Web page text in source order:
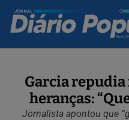
Garcia repudia
heranças:
Jornalista apontou que